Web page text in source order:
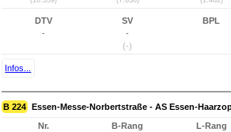
DTV
-
SV
-
(-)
BPL
Infos...
B 224 Essen-Messe-Norbertstraße - AS Essen-
Nr.
B-Rang
L-Rang